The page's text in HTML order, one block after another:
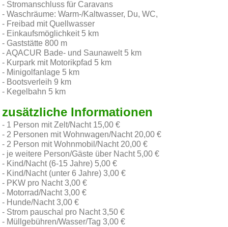
- Stromanschluss für Caravans
- Waschräume: Warm-/Kaltwasser, Du, WC,
- Freibad mit Quellwasser
- Einkaufsmöglichkeit 5 km
- Gaststätte 800 m
- AQACUR Bade- und Saunawelt 5 km
- Kurpark mit Motorikpfad 5 km
- Minigolfanlage 5 km
- Bootsverleih 9 km
- Kegelbahn 5 km
zusätzliche Informationen
- 1 Person mit Zelt/Nacht 15,00 €
- 2 Personen mit Wohnwagen/Nacht 20,00 €
- 2 Person mit Wohnmobil/Nacht 20,00 €
- je weitere Person/Gäste über Nacht 5,00 €
- Kind/Nacht (6-15 Jahre) 5,00 €
- Kind/Nacht (unter 6 Jahre) 3,00 €
- PKW pro Nacht 3,00 €
- Motorrad/Nacht 3,00 €
- Hunde/Nacht 3,00 €
- Strom pauschal pro Nacht 3,50 €
- Müllgebühren/Wasser/Tag 3,00 €